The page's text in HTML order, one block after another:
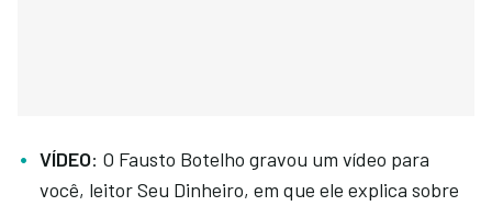
VÍDEO: O Fausto Botelho gravou um vídeo para
você, leitor Seu Dinheiro, em que ele explica sobre